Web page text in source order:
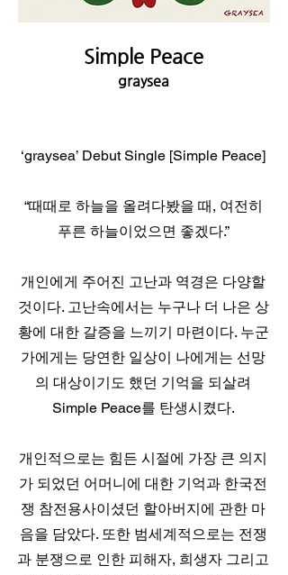
Simple Peace
graysea
‘graysea’ Debut Single [Simple Peace]
“때때로 하늘을 올려다봤을 때, 여전히
푸른 하늘이었으면 좋겠다.”
개인에게 주어진 고난과 역경은 다양할
것이다. 고난속에서는 누구나 더 나은 상
황에 대한 갈증을 느끼기 마련이다. 누군
가에게는 당연한 일상이 나에게는 선망
의 대상이기도 했던 기억을 되살려
Simple Peace를 탄생시켰다.
개인적으로는 힘든 시절에 가장 큰 의지
가 되었던 어머니에 대한 기억과 한국전
쟁 참전용사이셨던 할아버지에 관한 마
음을 담았다. 또한 범세계적으로는 전쟁
과 분쟁으로 인한 피해자, 희생자 그리고